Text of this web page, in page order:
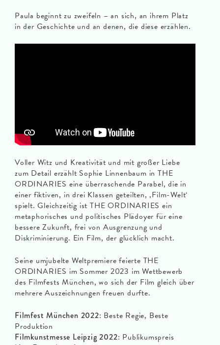
Paula beginnt zu zweifeln – an sich, an ihrem Platz
in der Geschichte und an denen, die diese erzählen.
Voller Witz und Kreativität und mit großer Liebe
zum Detail erzählt Sophie Linnenbaum in THE
ORDINARIES eine überraschende Parabel, die in
einer fiktiven, in drei Klassen geteilten, ‚Film-Welt‘
spielt. Gleichzeitig ist THE ORDINARIES ein
metaphorisches und politisches Plädoyer für eine
bessere Zukunft, frei von Ausgrenzung und
Diskriminierung. Ein Film, der glücklich macht.
Seine umjubelte Weltpremiere feierte THE
ORDINARIES im Sommer 2023 im Wettbewerb
des Filmfests München, wo sich der Film gleich über
mehrere Auszeichnungen freuen durfte.
Filmfest München 2022: Beste Regie, Beste
Produktion
Filmkunstmesse Leipzig 2022: Publikumspreis